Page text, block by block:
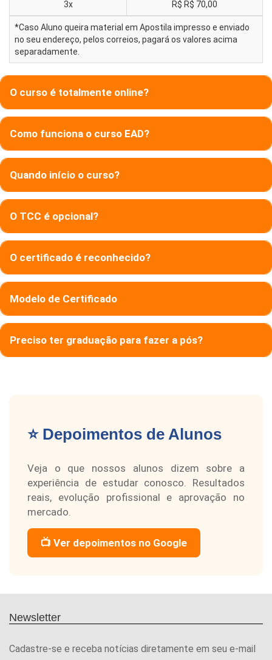
3x R$ R$ 70,00
*Caso Aluno queira material em Apostila impresso e enviado
no seu endereço, pelos correios, pagará os valores acima
separadamente.
O curso é totalmente online?
Como funciona o curso EAD?
Quando início o curso?
O TCC é opcional?
O certificado é reconhecido?
Modelo de Certificado
Preciso ter graduação para fazer a pós?
⭐ Depoimentos de Alunos
Veja o que nossos alunos dizem sobre a
experiência de estudar conosco. Resultados
reais, evolução profissional e aprovação no
mercado.
📺 Ver depoimentos no Google
Newsletter
Cadastre-se e receba notícias diretamente em seu e-mail